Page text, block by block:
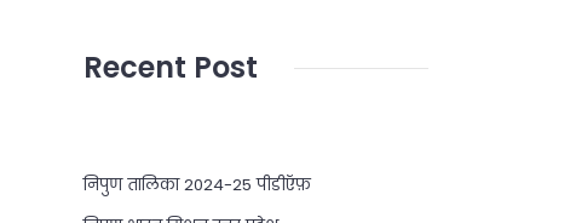
Recent Post
निपुण तालिका 2024-25 पीडीऍफ़